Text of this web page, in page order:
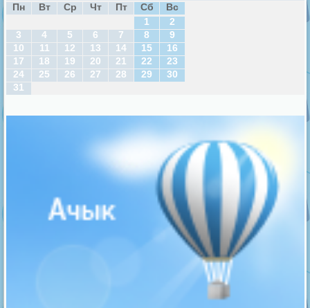
Пн Вт Ср Чт Пт Сб
Вс
1
2
3
4 5 6 7 8
9
10
11 12 13 14 15
16
17
18 19 20 21 22
23
24
25 26 27 28 29
30
31